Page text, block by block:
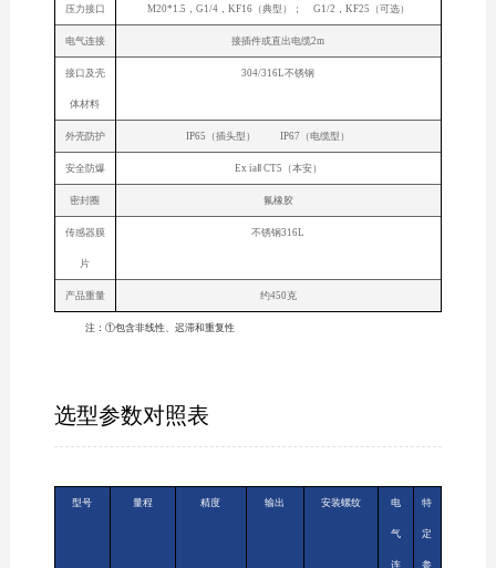
压力接口 M20*1.5，G1/4，KF16（典型）； G1/2，KF25（可选）
电气连接 接插件或直出电缆2m
接口及壳
体材料
304/316L不锈钢
外壳防护 IP65（插头型） IP67（电缆型）
安全防爆 Ex iaⅡ CT5（本安）
密封圈 氟橡胶
传感器膜
片
不锈钢316L
产品重量 约450克
注：①包含非线性、迟滞和重复性
选型参数对照表
型号 量程 精度 输出 安装螺纹 电
气
连
特
定
参